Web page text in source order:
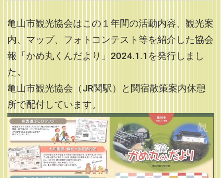
亀山市観光協会はこの１年間の活動内容、観光案
内、マップ、フォトコンテスト等を紹介した協会
報「かめ丸くんだより」2024.1.1を発行しまし
た。
亀山市観光協会（JR関駅）と関宿散策案内休憩
所で配付しています。